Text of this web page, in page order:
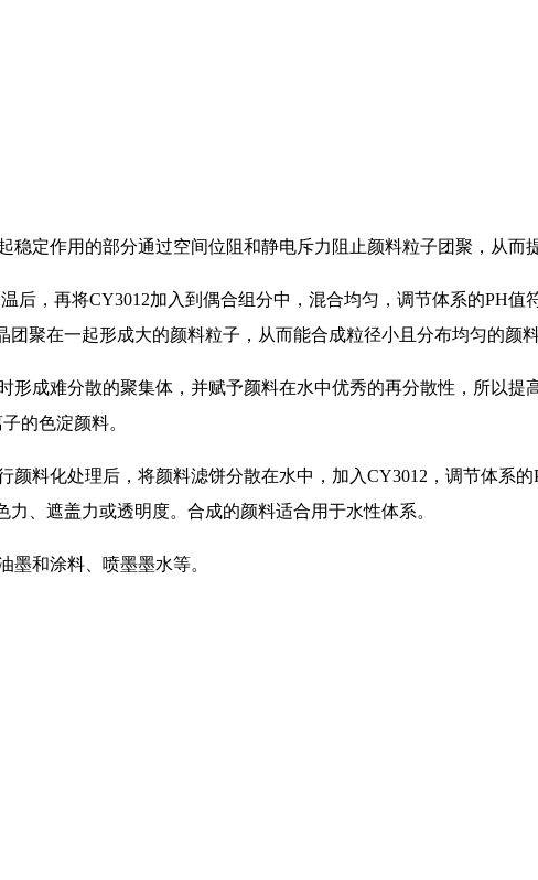
定作用的部分通过空间位阻和静电斥力阻止颜料粒子团聚，从而
后，再将CY3012加入到偶合组分中，混合均匀，调节体系的PH
聚在一起形成大的颜料粒子，从而能合成粒径小且分布均匀的颜料
成难分散的聚集体，并赋予颜料在水中优秀的再分散性，所以提
的色淀颜料。
料化处理后，将颜料滤饼分散在水中，加入CY3012，调节体系
、遮盖力或透明度。合成的颜料适合用于水性体系。
和涂料、喷墨墨水等。